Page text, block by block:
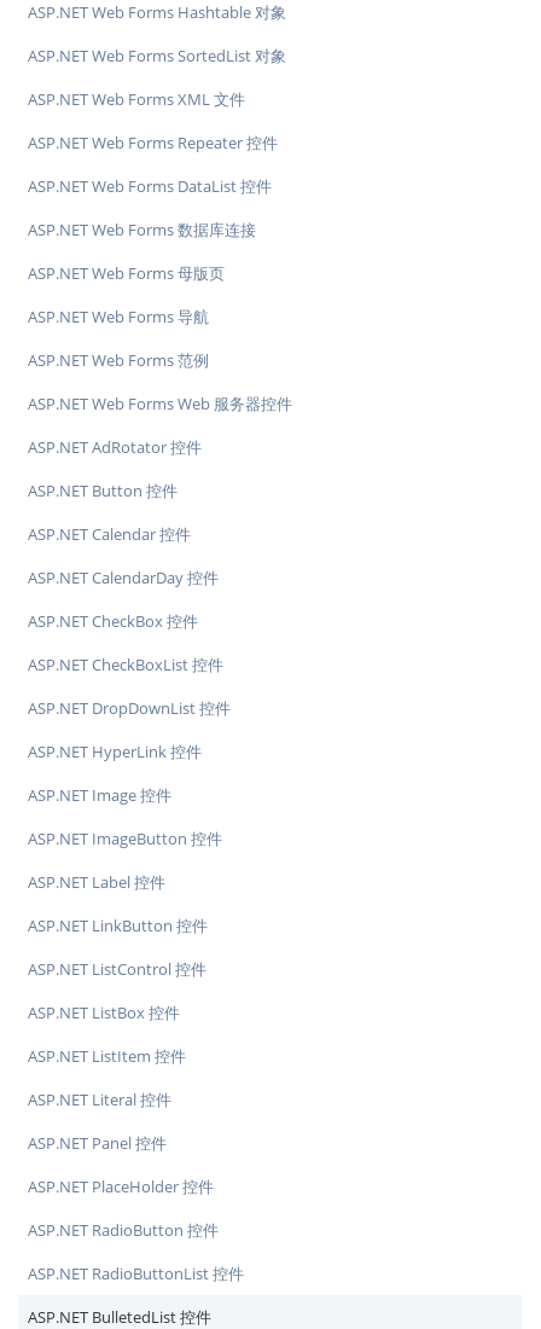
ASP.NET Web Forms Hashtable 对象
ASP.NET Web Forms SortedList 对象
ASP.NET Web Forms XML 文件
ASP.NET Web Forms Repeater 控件
ASP.NET Web Forms DataList 控件
ASP.NET Web Forms 数据库连接
ASP.NET Web Forms 母版页
ASP.NET Web Forms 导航
ASP.NET Web Forms 范例
ASP.NET Web Forms Web 服务器控件
ASP.NET AdRotator 控件
ASP.NET Button 控件
ASP.NET Calendar 控件
ASP.NET CalendarDay 控件
ASP.NET CheckBox 控件
ASP.NET CheckBoxList 控件
ASP.NET DropDownList 控件
ASP.NET HyperLink 控件
ASP.NET Image 控件
ASP.NET ImageButton 控件
ASP.NET Label 控件
ASP.NET LinkButton 控件
ASP.NET ListControl 控件
ASP.NET ListBox 控件
ASP.NET ListItem 控件
ASP.NET Literal 控件
ASP.NET Panel 控件
ASP.NET PlaceHolder 控件
ASP.NET RadioButton 控件
ASP.NET RadioButtonList 控件
ASP.NET BulletedList 控件